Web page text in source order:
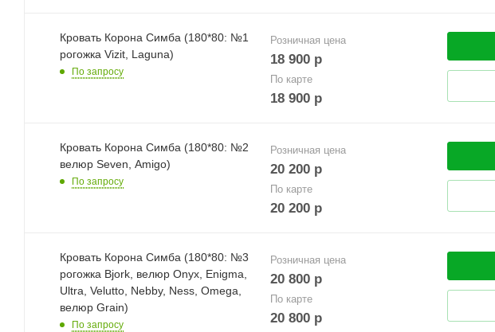
Кровать Корона Симба (180*80: №1
рогожка Vizit, Laguna)
По запросу
Розничная цена
18 900р
По карте
18 900р
Кровать Корона Симба (180*80: №2
велюр Seven, Amigo)
По запросу
Розничная цена
20 200р
По карте
20 200р
Кровать Корона Симба (180*80: №3
рогожка Bjork, велюр Onyx, Enigma,
Ultra, Velutto, Nebby, Ness, Omega,
велюр Grain)
По запросу
Розничная цена
20 800р
По карте
20 800р